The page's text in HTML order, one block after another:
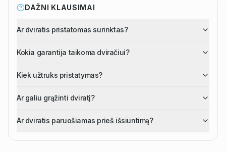
DAŽNI KLAUSIMAI
Ar dviratis pristatomas surinktas?
Kokia garantija taikoma dviračiui?
Kiek užtruks pristatymas?
Ar galiu grąžinti dviratį?
Ar dviratis paruošiamas prieš išsiuntimą?